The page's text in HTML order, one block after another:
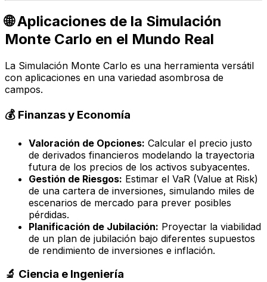
🌐 Aplicaciones de la Simulación
Monte Carlo en el Mundo Real
La Simulación Monte Carlo es una herramienta versátil
con aplicaciones en una variedad asombrosa de
campos.
💰 Finanzas y Economía
Valoración de Opciones: Calcular el precio justo
de derivados financieros modelando la trayectoria
futura de los precios de los activos subyacentes.
Gestión de Riesgos: Estimar el VaR (Value at Risk)
de una cartera de inversiones, simulando miles de
escenarios de mercado para prever posibles
pérdidas.
Planificación de Jubilación: Proyectar la viabilidad
de un plan de jubilación bajo diferentes supuestos
de rendimiento de inversiones e inflación.
🔬 Ciencia e Ingeniería